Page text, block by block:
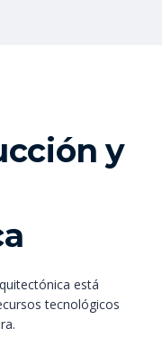
y
está
tecnológicos